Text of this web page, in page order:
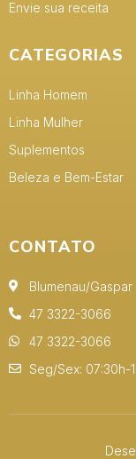
Envie sua receita
CATEGORIAS
Linha Homem
Linha Mulher
Suplementos
Beleza e Bem-Estar
CONTATO
Blumenau/Gaspar
47 3322-3066
47 3322-3066
Seg/Sex: 07:30h-